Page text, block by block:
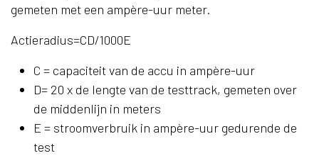
gemeten met een ampère-uur meter.
Actieradius=CD/1000E
C = capaciteit van de accu in ampère-uur
D= 20 x de lengte van de testtrack, gemeten over
de middenlijn in meters
E = stroomverbruik in ampère-uur gedurende de
test